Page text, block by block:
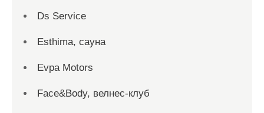
Ds Service
Esthima, сауна
Evpa Motors
Face&Body, велнес-клуб